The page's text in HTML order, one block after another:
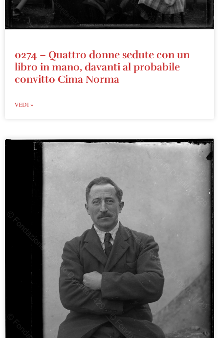
0274 – Quattro donne sedute con un
libro in mano, davanti al probabile
convitto Cima Norma
VEDI »